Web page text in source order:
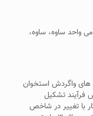
واحد ساوه، ساوه،
های واگردش استخوان
فرآیند تشکیل
با تغییر در شاخص